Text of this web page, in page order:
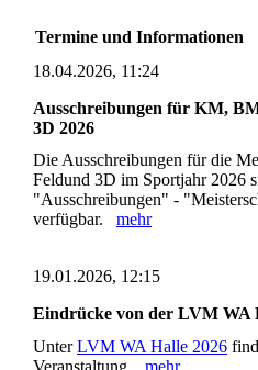
Termine und Informationen
18.04.2026, 11:24
Ausschreibungen für KM,
3D 2026
Die Ausschreibungen für die
Feldund 3D im Sportjahr 2026
"Ausschreibungen" -
verfügbar. mehr
19.01.2026, 12:15
Eindrücke von der LVM WA
UnterLVM WA Halle 2026
Veranstaltung. mehr